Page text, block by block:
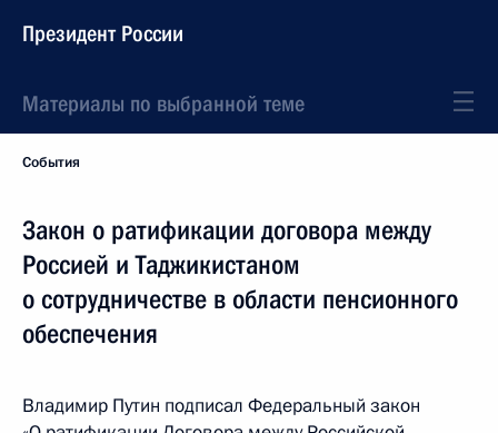
Президент России
Материалы по выбранной теме
События
Закон о ратификации договора между
Россией и Таджикистаном
о сотрудничестве в области пенсионного
обеспечения
Владимир Путин подписал Федеральный закон